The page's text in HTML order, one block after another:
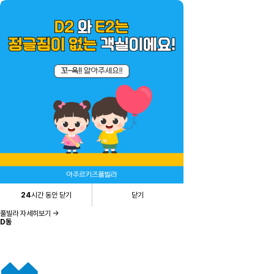
24시간 동안 닫기 닫기
A,B동
풀빌라 자세히보기 →
풀빌라 자세히보기 →
D동